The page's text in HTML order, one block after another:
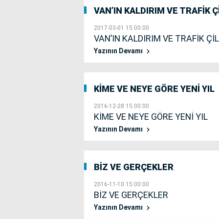
VAN’IN KALDIRIM VE TRAFİK
2017-03-01 15:00:00
VAN’IN KALDIRIM VE TRAFİK
Yazının Devamı
KİME VE NEYE GÖRE YENİ YIL
2016-12-28 15:00:00
KİME VE NEYE GÖRE YENİ YIL
Yazının Devamı
BİZ VE GERÇEKLER
2016-11-10 15:00:00
BİZ VE GERÇEKLER
Yazının Devamı